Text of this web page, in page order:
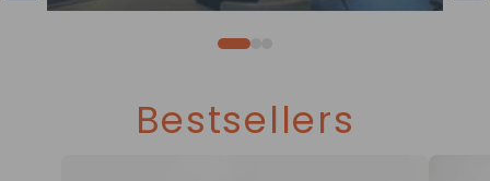
Bestsellers